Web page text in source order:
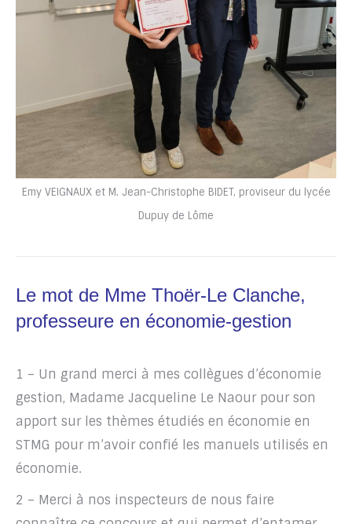
Emy VEIGNAUX et M. Jean-Christophe BIDET, proviseur du lycée
Dupuy de Lôme
Le mot de Mme Thoër-Le Clanche,
professeure en économie-gestion
1 – Un grand merci à mes collègues d’économie
gestion, Madame Jacqueline Le Naour pour son
apport sur les thèmes étudiés en économie en
STMG pour m’avoir confié les manuels utilisés en
économie.
2 – Merci à nos inspecteurs de nous faire